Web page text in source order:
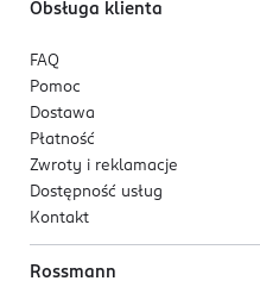
Obsługa klienta
FAQ
Pomoc
Dostawa
Płatność
Zwroty i reklamacje
Dostępność usług
Kontakt
Rossmann